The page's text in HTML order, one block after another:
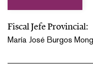
Fiscal Jefe Provincial:
María José Burgos